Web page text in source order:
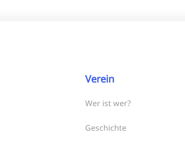
Verein
Wer ist wer?
Geschichte